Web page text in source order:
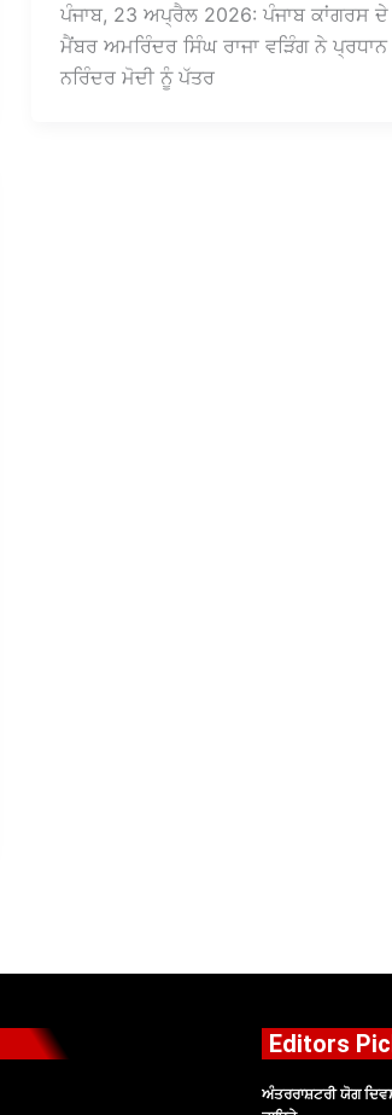
ਪੰਜਾਬ, 23 ਅਪ੍ਰੈਲ 2026: ਪੰਜਾਬ ਕਾਂਗਰਸ
ਮੈਂਬਰ ਅਮਰਿੰਦਰ ਸਿੰਘ ਰਾਜਾ ਵੜਿੰਗ ਨੇ ਪ੍ਰਧਾਨ
ਨਰਿੰਦਰ ਮੋਦੀ ਨੂੰ ਪੱਤਰ
Editors
ਅੰਤਰਰਾਸ਼ਟਰੀ ਯੋਗ